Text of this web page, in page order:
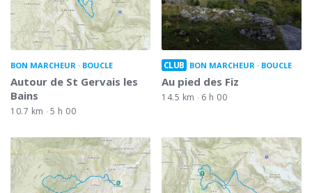
BON MARCHEUR BOUCLE
Autour de St Gervais les
Bains
10.7 km 5 h 00
CLUB BON MARCHEUR BOUCLE
Au pied des Fiz
14.5 km 6 h 00